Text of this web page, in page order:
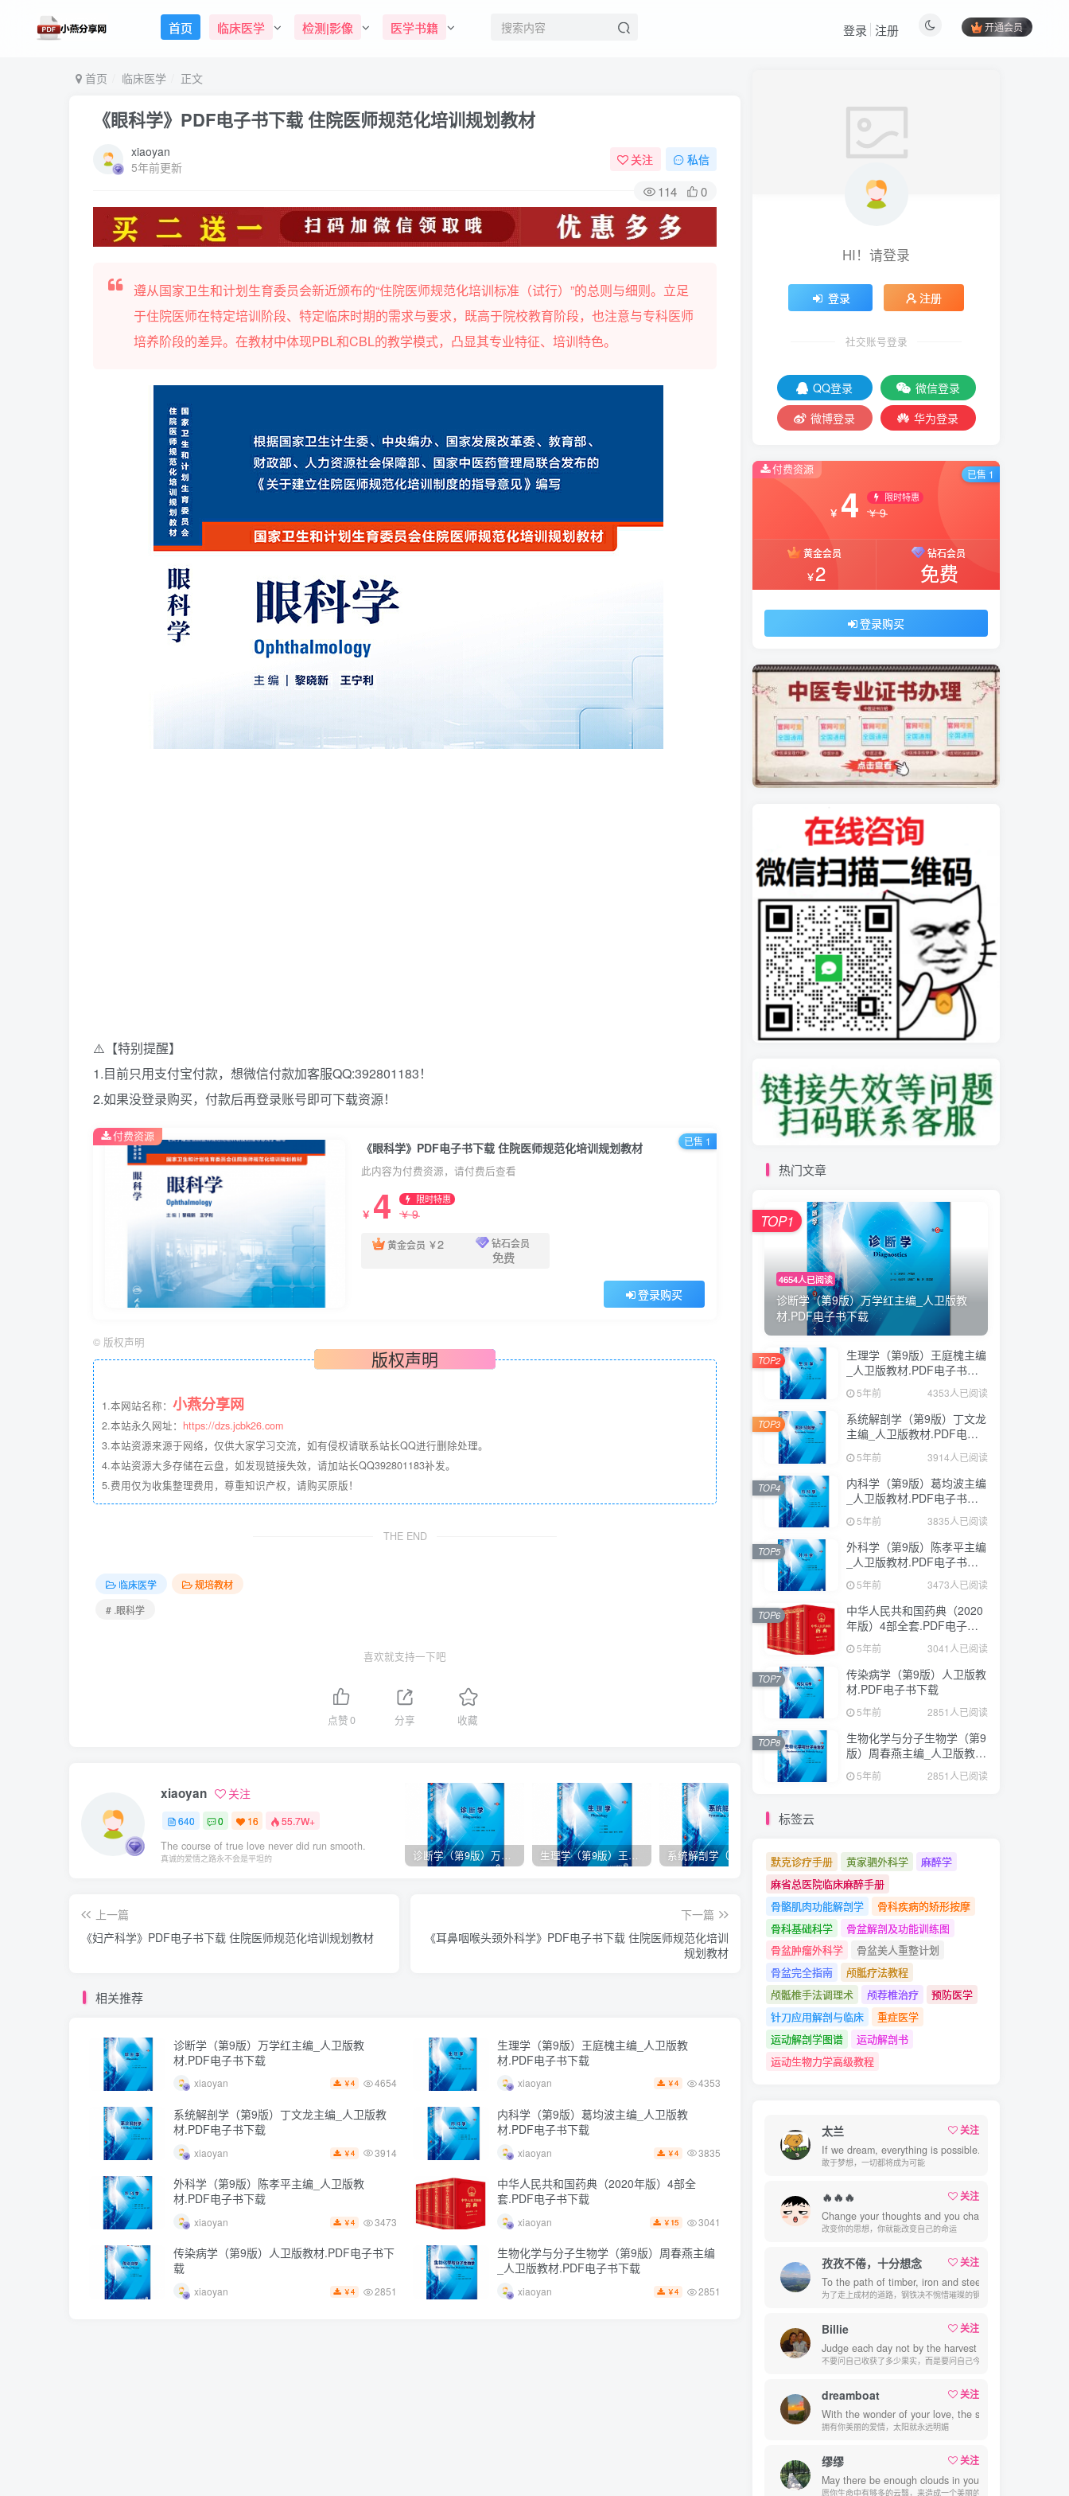
首页 临床医学 检测|影像 医学书籍 开通会员
登录 注册
首页 临床医学 正文
《眼科学》PDF电子书下载 住院医师规范化培训规划教材
xiaoyan
5年前更新
关注 私信
114 0
遵从国家卫生和计划生育委员会新近颁布的“住院医师规范化培训标准（试行）”的总则与细则。立足
于住院医师在特定培训阶段、特定临床时期的需求与要求，既高于院校教育阶段，也注意与专科医师
培养阶段的差异。在教材中体现PBL和CBL的教学模式，凸显其专业特征、培训特色。
⚠️【特别提醒】
1.目前只用支付宝付款，想微信付款加客服QQ:392801183！
2.如果没登录购买，付款后再登录账号即可下载资源！
《眼科学》PDF电子书下载 住院医师规范化培训规划教材
此内容为付费资源，请付费后查看
￥ 4 限时特惠
￥9
黄金会员 ￥2 钻石会员
免费
登录购买
付费资源 已售 1
© 版权声明
版权声明
1.本网站名称： 小燕分享网
2.本站永久网址： https://dzs.jcbk26.com
3.本站资源来源于网络，仅供大家学习交流，如有侵权请联系站长QQ进行删除处理。
4.本站资源大多存储在云盘，如发现链接失效，请加站长QQ392801183补发。
5.费用仅为收集整理费用，尊重知识产权，请购买原版！
THE END
临床医学
规培教材
# .眼科学
喜欢就支持一下吧
点赞0 分享 收藏
xiaoyan 关注
640 0 16 55.7W+
The course of true love never did run smooth.
真诚的爱情之路永不会是平坦的 诊断学（第9版）万学红主编_人卫版教材.PDF电子书下载 生理学（第9版）王庭槐主编_人卫版教材.PDF电子书下载 内科学（第9版）葛均波主编_人卫版教材.PDF电子书下载
上一篇
《妇产科学》PDF电子书下载 住院医师规范化培训规划教材
下一篇
《耳鼻咽喉头颈外科学》PDF电子书下载 住院医师规范化培训
规划教材
相关推荐
诊断学（第9版）万学红主编_人卫版教
材.PDF电子书下载
xiaoyan ￥4 4654
生理学（第9版）王庭槐主编_人卫版教
材.PDF电子书下载
xiaoyan ￥4 4353
系统解剖学（第9版）丁文龙主编_人卫版教
材.PDF电子书下载
xiaoyan ￥4 3914
内科学（第9版）葛均波主编_人卫版教
材.PDF电子书下载
xiaoyan ￥4 3835
外科学（第9版）陈孝平主编_人卫版教
材.PDF电子书下载
xiaoyan ￥4 3473
中华人民共和国药典（2020年版）4部全
套.PDF电子书下载
xiaoyan ￥ 15 3041
传染病学（第9版）人卫版教材.PDF电子书下
载
xiaoyan ￥4 2851
生物化学与分子生物学（第9版）周春燕主编
_人卫版教材.PDF电子书下载
xiaoyan ￥4 2851
HI！请登录
登录 注册
社交账号登录
QQ登录
微信登录
微博登录
华为登录
付费资源
￥ 4 限时特惠
￥9
黄金会员
￥2
钻石会员
免费
登录购买
已售 1
热门文章
4654人已阅读
诊断学（第9版）万学红主编_人卫版教
材.PDF电子书下载
TOP1
生理学（第9版）王庭槐主编
_人卫版教材.PDF电子书下
载 5年前 4353人已阅读
TOP2
系统解剖学（第9版）丁文龙
主编_人卫版教材.PDF电子
书下载
5年前 3914人已阅读
TOP3
内科学（第9版）葛均波主编
_人卫版教材.PDF电子书下
5年前 3835人已阅读
TOP4
外科学（第9版）陈孝平主编
_人卫版教材.PDF电子书下
5年前 3473人已阅读
TOP5
中华人民共和国药典（2020
年版）4部全套.PDF电子书
下载
5年前 3041人已阅读
TOP6
传染病学（第9版）人卫版教
材.PDF电子书下载
5年前 2851人已阅读
TOP7
生物化学与分子生物学（第9
版）周春燕主编_人卫版教
材.PDF电子书下载
5年前 2851人已阅读
TOP8
标签云
默克诊疗手册 黄家驷外科学
麻醉学
麻省总医院临床麻醉手册
骨骼肌肉功能解剖学
骨科疾病的矫形按摩
骨科基础科学
骨盆解剖及功能训练图
骨盆肿瘤外科学
骨盆美人重整计划
骨盆完全指南
颅骶疗法教程
颅骶椎手法调理术
颅荐椎治疗
预防医学
针刀应用解剖与临床
重症医学
运动解剖学图谱
运动解剖书
运动生物力学高级教程
太兰
关注
If we dream, everything is possible.
敢于梦想，一切都将成为可能
🔥🔥🔥
关注
Change your thoughts and you change your world.
改变你的思想，你就能改变自己的命运
孜孜不倦，十分想念
关注
To the path of timber, iron and steel will never regret
为了走上成材的道路，钢铁决不惋惜璀璨的钢花被遗弃
Billie
关注
Judge each day not by the harvest you reap but by
不要问自己收获了多少果实，而是要问自己今天播种了多少种子
dreamboat
关注
With the wonder of your love, the sun above always
拥有你美丽的爱情，太阳就永远明媚
缪缪
关注
May there be enough clouds in your life to make a
愿你生命中有够多的云翳，来造成一个美丽的黄昏